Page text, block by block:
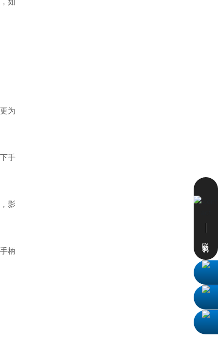
如
为
手
影
柄